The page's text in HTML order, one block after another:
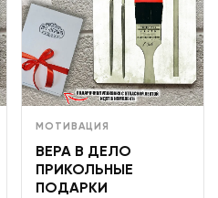
МОТИВАЦИЯ
ВЕРА В ДЕЛО
ПРИКОЛЬНЫЕ
ПОДАРКИ